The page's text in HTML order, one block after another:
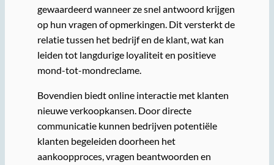
gewaardeerd wanneer ze snel antwoord krijgen
op hun vragen of opmerkingen. Dit versterkt de
relatie tussen het bedrijf en de klant, wat kan
leiden tot langdurige loyaliteit en positieve
mond-tot-mondreclame.
Bovendien biedt online interactie met klanten
nieuwe verkoopkansen. Door directe
communicatie kunnen bedrijven potentiële
klanten begeleiden doorheen het
aankoopproces, vragen beantwoorden en